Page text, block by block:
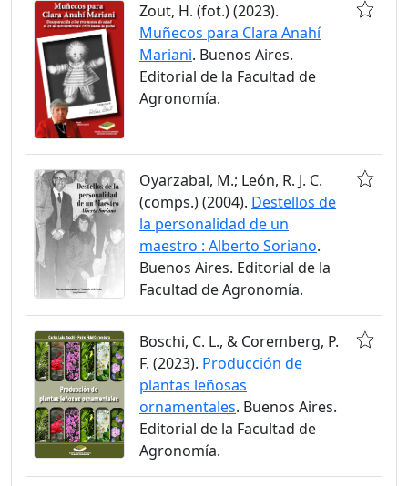
Zout, H. (fot.) (2023).
Muñecos para Clara Anahí
Mariani. Buenos Aires.
Editorial de la Facultad de
Agronomía.
Oyarzabal, M.; León, R. J. C.
(comps.) (2004). Destellos de
la personalidad de un
maestro : Alberto Soriano.
Buenos Aires. Editorial de la
Facultad de Agronomía.
Boschi, C. L., & Coremberg, P.
F. (2023). Producción de
plantas leñosas
ornamentales. Buenos Aires.
Editorial de la Facultad de
Agronomía.